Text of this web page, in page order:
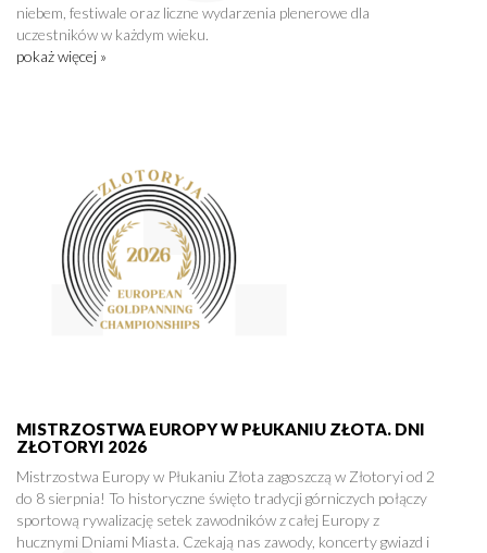
niebem, festiwale oraz liczne wydarzenia plenerowe dla
uczestników w każdym wieku.
pokaż więcej »
MISTRZOSTWA EUROPY W PŁUKANIU ZŁOTA. DNI
ZŁOTORYI 2026
Mistrzostwa Europy w Płukaniu Złota zagoszczą w Złotoryi od 2
do 8 sierpnia! To historyczne święto tradycji górniczych połączy
sportową rywalizację setek zawodników z całej Europy z
hucznymi Dniami Miasta. Czekają nas zawody, koncerty gwiazd i